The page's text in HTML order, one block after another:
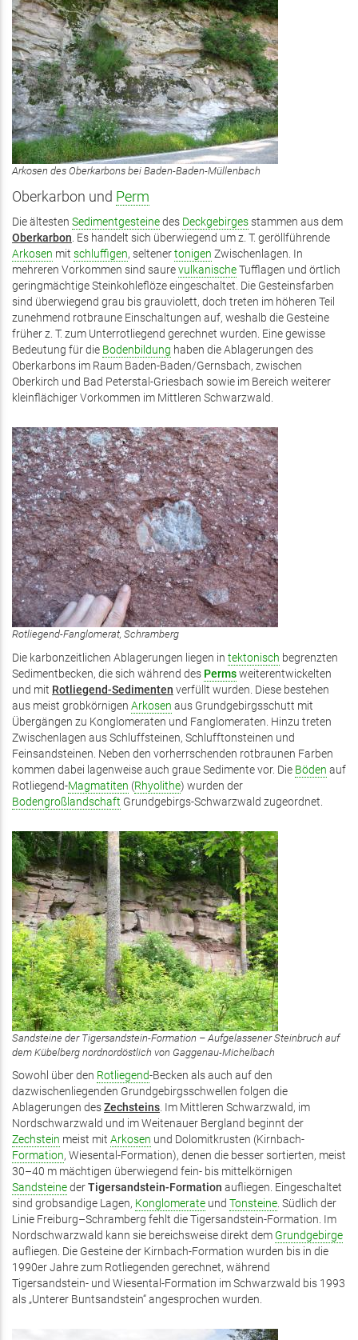
Arkosen des Oberkarbons bei Baden-Baden-Müllenbach
Oberkarbon und Perm
Die ältesten Sedimentgesteinedes Deckgebirgesstammen aus dem
Oberkarbon. Es handelt sich überwiegend um z. T. geröllführende
Arkosen mit schluffigen, seltenertonigen Zwischenlagen. In
mehreren Vorkommen sind saurevulkanischeTufflagen und örtlich
geringmächtige Steinkohleflöze eingeschaltet. Die Gesteinsfarben
sind überwiegend grau bis grauviolett, doch treten im höheren Teil
zunehmend rotbraune Einschaltungen auf, weshalb die Gesteine
früher z. T. zum Unterrotliegend gerechnet wurden. Eine gewisse
Bedeutung für die Bodenbildung haben die Ablagerungen des
Oberkarbons im Raum Baden-Baden/Gernsbach, zwischen
Oberkirch und Bad Peterstal-Griesbach sowie im Bereich weiterer
kleinflächiger Vorkommen im Mittleren Schwarzwald.
Rotliegend-Fanglomerat, Schramberg
Die karbonzeitlichen Ablagerungen liegen in tektonisch begrenzten
Sedimentbecken, die sich während des Permsweiterentwickelten
und mit Rotliegend-Sedimenten verfüllt wurden. Diese bestehen
aus meist grobkörnigen Arkosen aus Grundgebirgsschutt mit
Übergängen zu Konglomeraten und Fanglomeraten. Hinzu treten
Zwischenlagen aus Schluffsteinen, Schlufftonsteinen und
Feinsandsteinen. Neben den vorherrschenden rotbraunen Farben
kommen dabei lagenweise auch graue Sedimente vor. Die Böden auf
Rotliegend-Magmatiten (Rhyolithe) wurden der
Bodengroßlandschaft Grundgebirgs-Schwarzwald zugeordnet.
Sandsteine der Tigersandstein-Formation – Aufgelassener Steinbruch auf
dem Kübelberg nordnordöstlich von Gaggenau-Michelbach
Sowohl über den Rotliegend-Becken als auch auf den
dazwischenliegenden Grundgebirgsschwellen folgen die
Ablagerungen desZechsteins. Im Mittleren Schwarzwald, im
Nordschwarzwald und im Weitenauer Bergland beginnt der
Zechstein meist mit Arkosen und Dolomitkrusten (Kirnbach-
Formation, Wiesental-Formation), denen die besser sortierten, meist
30–40 m mächtigen überwiegend fein- bis mittelkörnigen
SandsteinederTigersandstein-Formation aufliegen. Eingeschaltet
sind grobsandige Lagen, Konglomerate und Tonsteine. Südlich der
Linie Freiburg–Schramberg fehlt die Tigersandstein-Formation. Im
Nordschwarzwald kann sie bereichsweise direkt dem Grundgebirge
aufliegen. Die Gesteine der Kirnbach-Formation wurden bis in die
1990er Jahre zum Rotliegenden gerechnet, während
Tigersandstein- und Wiesental-Formation im Schwarzwald bis 1993
als „Unterer Buntsandstein“ angesprochen wurden.